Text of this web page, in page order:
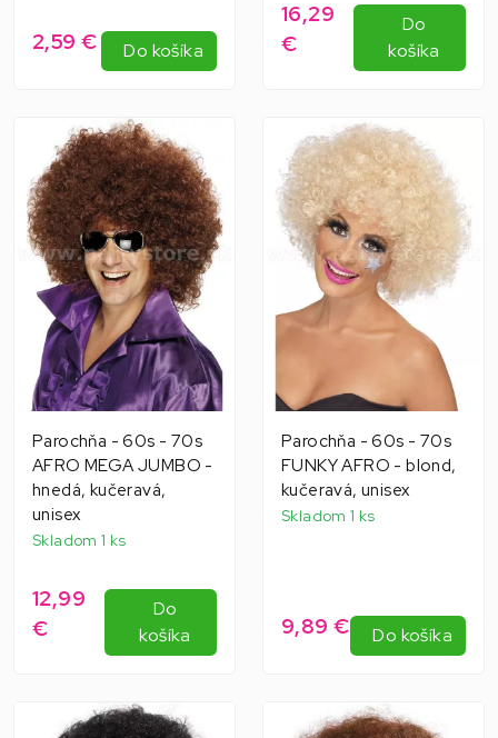
2,59 € Do košíka
16,29
€
Do
košíka
Parochňa - 60s - 70s
AFRO MEGA JUMBO -
hnedá, kučeravá,
unisex
Skladom 1 ks
12,99
€
Do
košíka
Parochňa - 60s - 70s
FUNKY AFRO - blond,
kučeravá, unisex
Skladom 1 ks
9,89 € Do košíka